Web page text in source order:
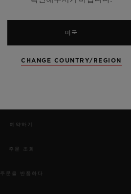
예약하기
주문 조회
주문을 반품하다
미국
CHANGE COUNTRY/REGION